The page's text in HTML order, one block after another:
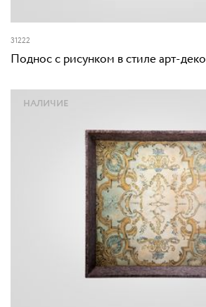
31222
Поднос с рисунком в стиле арт-деко
НАЛИЧИЕ